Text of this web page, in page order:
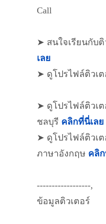
Call
➤ สนใจเรียนกับ
เลย
➤ ดูโปรไฟล์ติวเ
➤ ดูโปรไฟล์ติวเ
ชลบุรี คลิกที่นี่เลย
➤ ดูโปรไฟล์ติวเ
ภาษาอังกฤษ คลิ
------------------,
ข้อมูลติวเตอร์